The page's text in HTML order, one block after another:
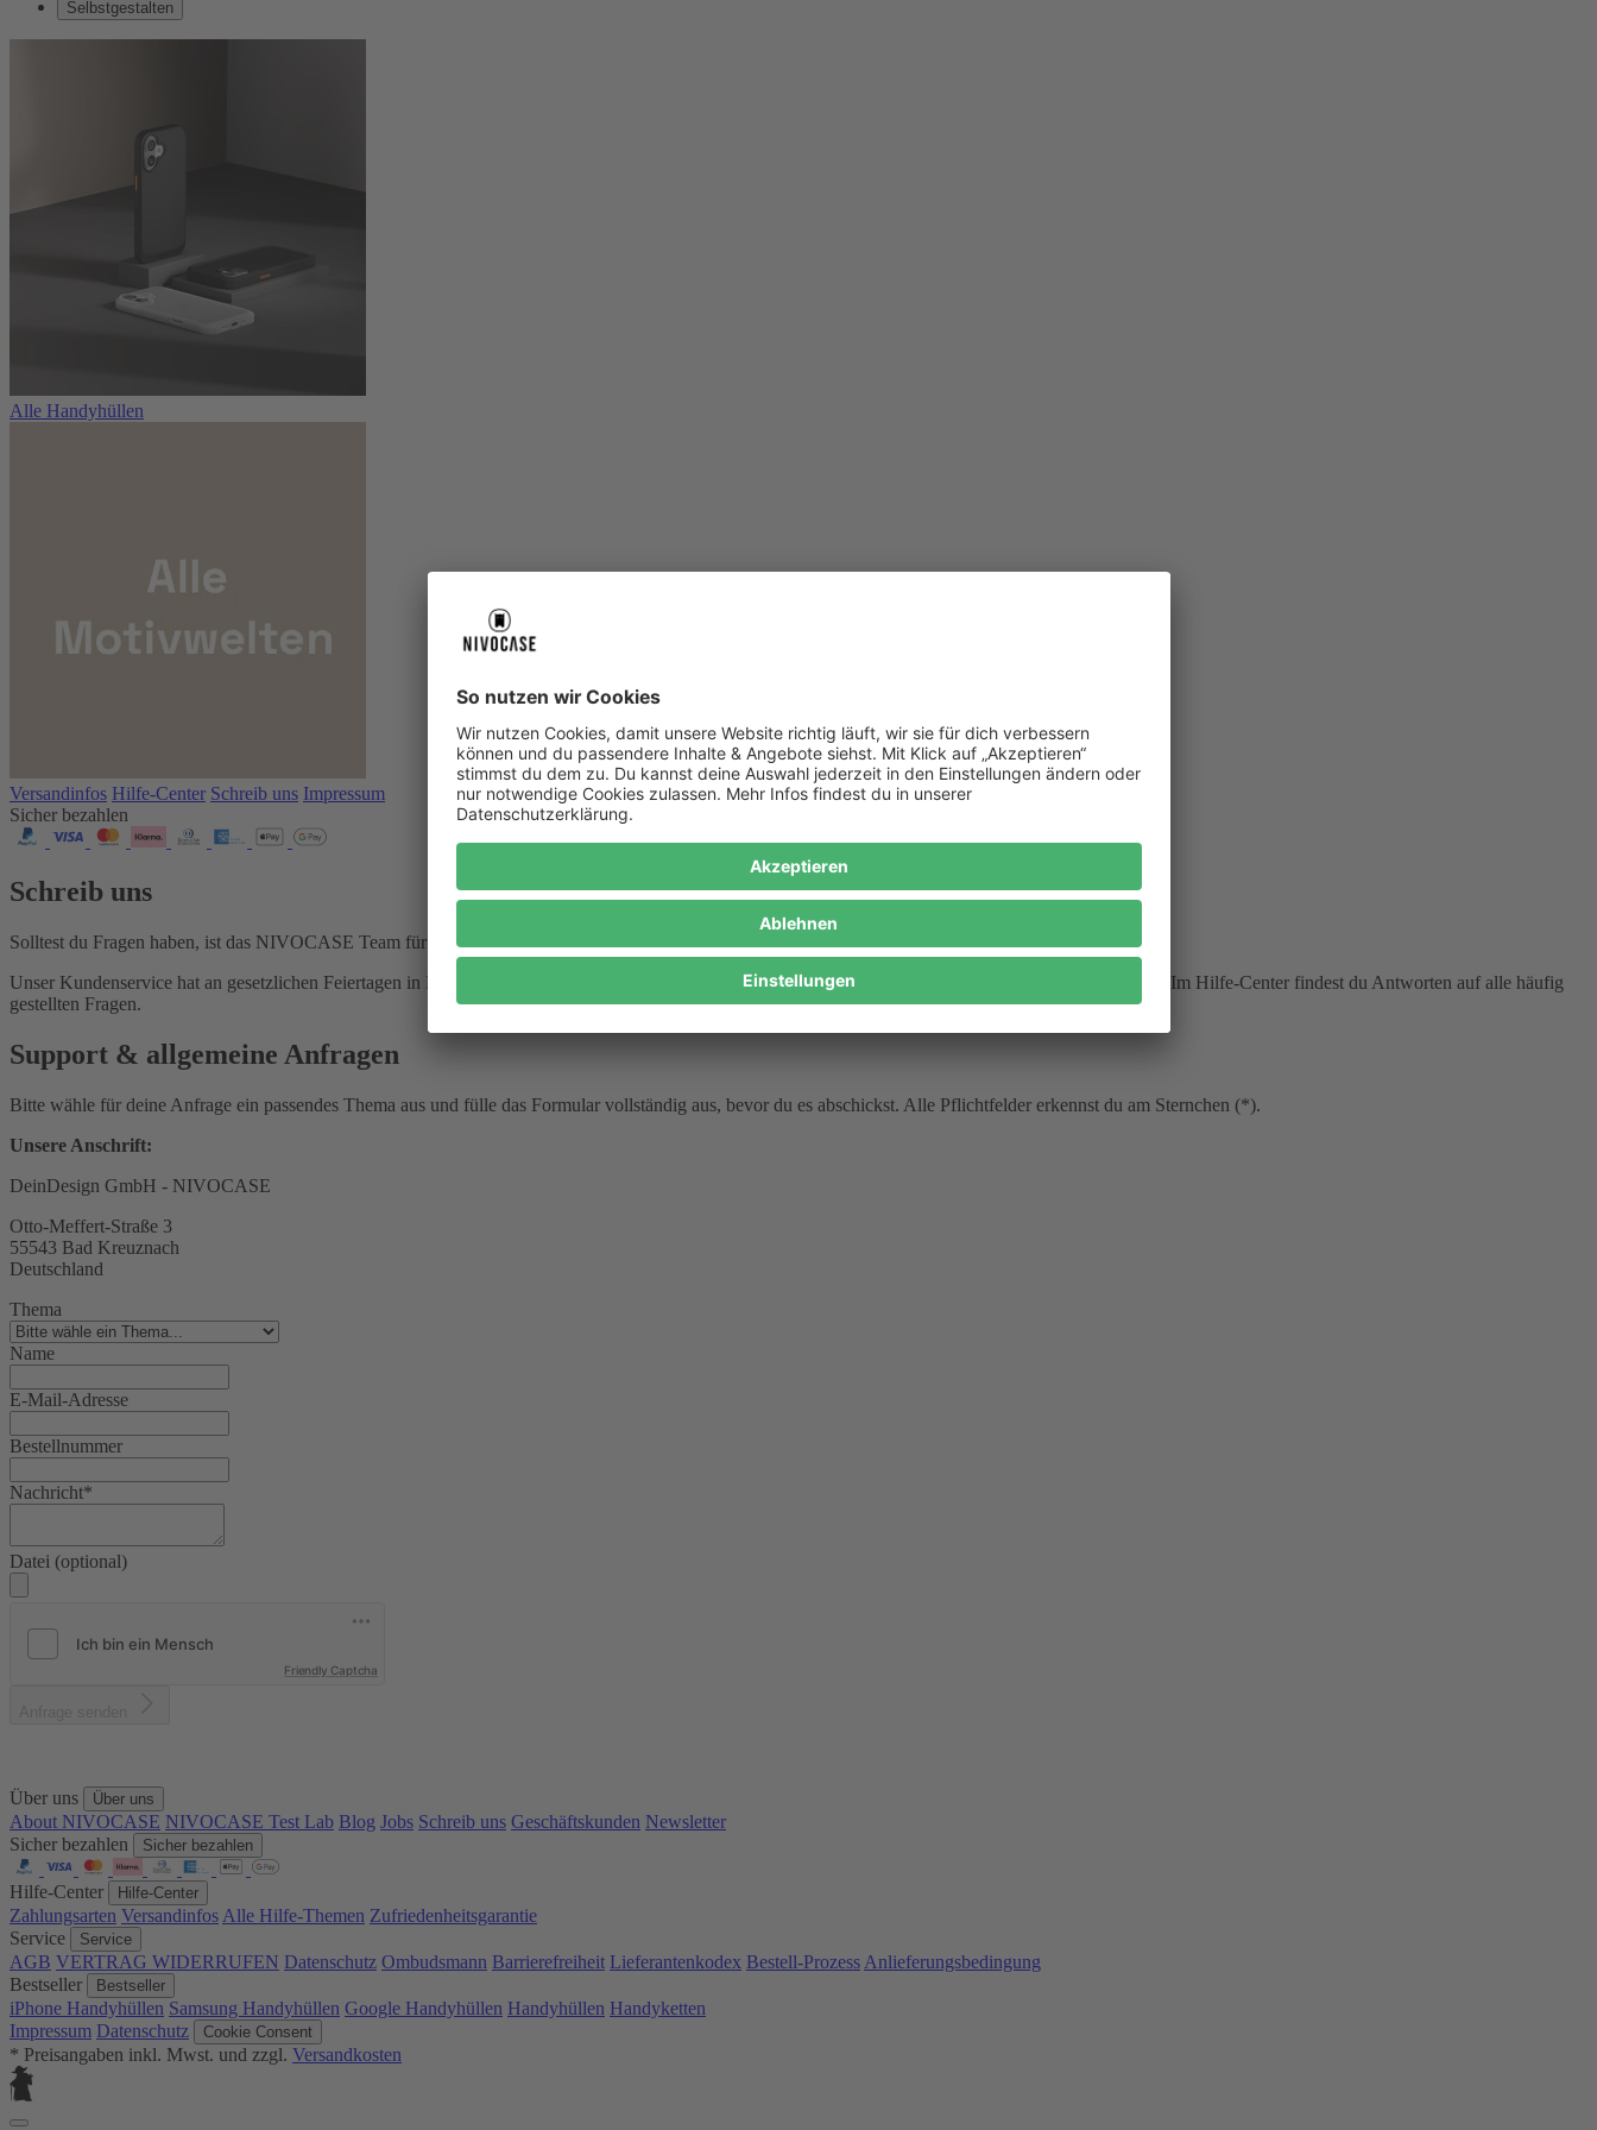
Selbstgestalten
Alle Handyhüllen
Versandinfos Hilfe-Center Schreib uns Impressum
Sicher bezahlen
Schreib uns
Solltest du Fragen haben, ist das NIVOCASE Team für dich da!
Unser Kundenservice hat an gesetzlichen Feiertagen in Rheinland-Pfalz geschlossen. Benutze unser Kontaktformular auf dieser Seite um uns zu erreichen. Im Hilfe-Center findest du Antworten auf alle häufig
gestellten Fragen.
Support & allgemeine Anfragen
Bitte wähle für deine Anfrage ein passendes Thema aus und fülle das Formular vollständig aus, bevor du es abschickst. Alle Pflichtfelder erkennst du am Sternchen (*).
Unsere Anschrift:
DeinDesign GmbH - NIVOCASE
Otto-Meffert-Straße 3
55543 Bad Kreuznach
Deutschland
Thema
Name
E-Mail-Adresse
Bestellnummer
Nachricht*
Datei (optional)
Friendly Captcha
Über uns Über uns
About NIVOCASE NIVOCASE Test Lab Blog Jobs Schreib uns Geschäftskunden Newsletter
Sicher bezahlen
Sicher bezahlen
Hilfe-Center Hilfe-Center
Zahlungsarten Versandinfos Alle Hilfe-Themen Zufriedenheitsgarantie
Service
Service
AGB VERTRAG WIDERRUFEN Datenschutz Ombudsmann Barrierefreiheit Lieferantenkodex Bestell-Prozess Anlieferungsbedingung
Bestseller
Bestseller
iPhone Handyhüllen Samsung Handyhüllen Google Handyhüllen Handyhüllen Handyketten
Impressum Datenschutz Cookie Consent
* Preisangaben inkl. Mwst. und zzgl. Versandkosten